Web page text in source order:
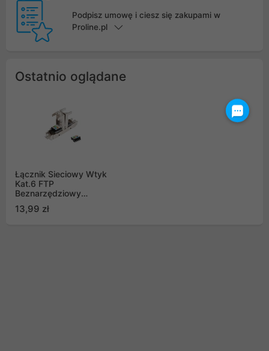
Podpisz umowę i ciesz się zakupami w
Proline.pl
Ostatnio oglądane
Łącznik Sieciowy Wtyk
Kat.6 FTP
Beznarzędziowy
13,99 zł